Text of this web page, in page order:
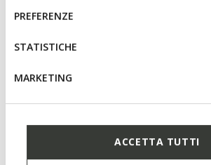
informazioni o per modificare in
tue impostazioni, visita la nostra
consenso
PREFERENZE
STATISTICHE
MARKETING
ACCETTA TUTTI
Matériaux
Technologies